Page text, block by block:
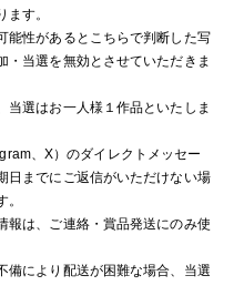
す。
能性があるとこちらで判断した写
・当選を無効とさせていただきま
当選はお一人様１作品といたしま
、X）のダイレクトメッセー
日までにご返信がいただけない場
報は、ご連絡・賞品発送にのみ使
備により配送が困難な場合、当選